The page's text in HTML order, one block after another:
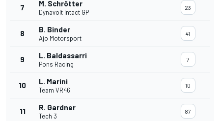
7 M. Schrötter
Dynavolt Intact GP
23
8 B. Binder
Ajo Motorsport
41
9 L. Baldassarri
Pons Racing
7
10 L. Marini
Team VR46
10
11 R. Gardner
Tech 3
87